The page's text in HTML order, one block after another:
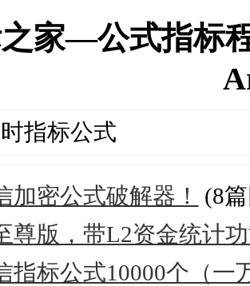
家—公式指标
时指标公式
加密公式破解器！
(8
尊版，带L2资金统计
指标公式10000个（一